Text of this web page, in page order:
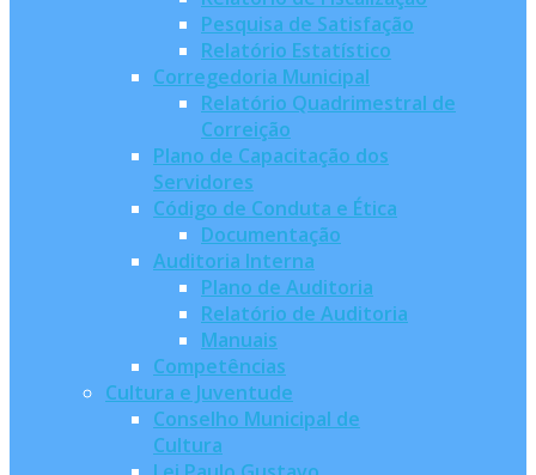
Pesquisa de Satisfação
Relatório Estatístico
Corregedoria Municipal
Relatório Quadrimestral de
Correição
Plano de Capacitação dos
Servidores
Código de Conduta e Ética
Documentação
Auditoria Interna
Plano de Auditoria
Relatório de Auditoria
Manuais
Competências
Cultura e Juventude
Conselho Municipal de
Cultura